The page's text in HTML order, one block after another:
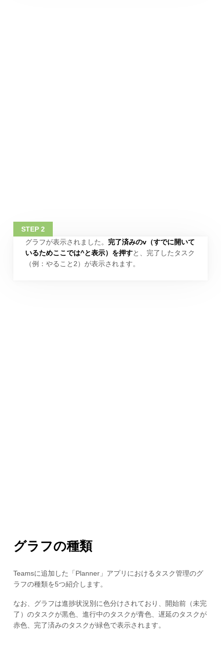
グラフが表示されました。 完了済みのv（すでに開いて
いるためここでは^と表示）を押すと、完了したタスク
（例：やること2）が表示されます。
グラフの種類
Teamsに追加した「Planner」アプリにおけるタスク管理のグ
ラフの種類を5つ紹介します。
なお、グラフは進捗状況別に色分けされており、開始前（未完
了）のタスクが黒色、進行中のタスクが青色、遅延のタスクが
赤色、完了済みのタスクが緑色で表示されます。